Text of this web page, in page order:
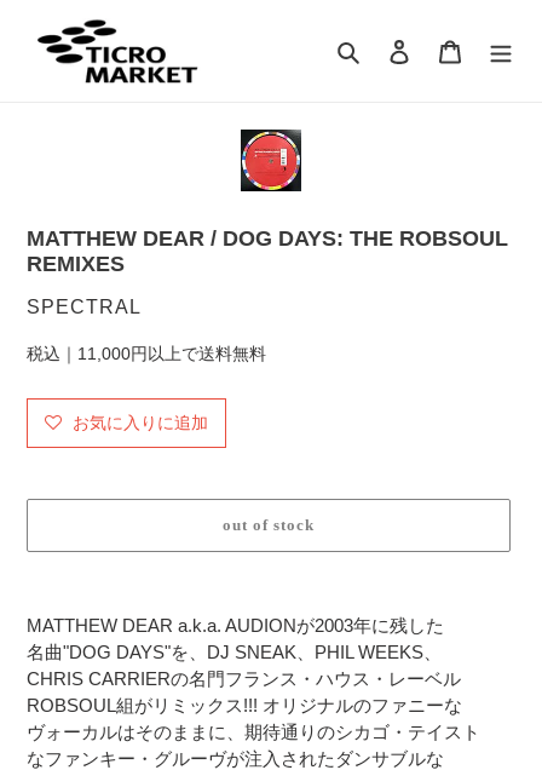
検索 ログインカート
MATTHEW DEAR / DOG DAYS: THE ROBSOUL
REMIXES
販
元
SPECTRAL
税込｜11,000円以上で送料無料
お気に入りに追加
out of stock
ー
ト
に
商
品
を
MATTHEW DEAR a.k.a. AUDIONが2003年に残した
名曲"DOG DAYS"を、DJ SNEAK、PHIL WEEKS、
CHRIS CARRIERの名門フランス・ハウス・レーベル
ROBSOUL組がリミックス!!! オリジナルのファニーな
ヴォーカルはそのままに、期待通りのシカゴ・テイスト
なファンキー・グルーヴが注入されたダンサブルな